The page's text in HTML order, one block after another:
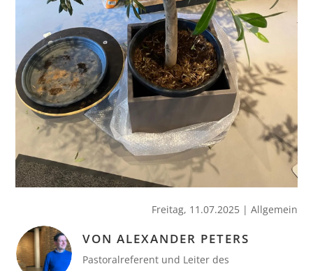
Freitag, 11.07.2025| Allgemein
VON ALEXANDER PETERS
Pastoralreferent und Leiter des